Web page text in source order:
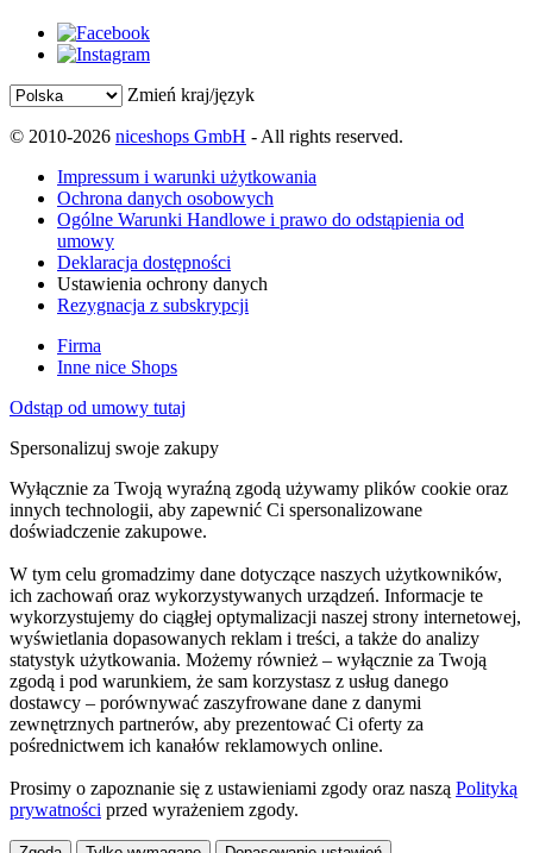
Zmień kraj/język
© 2010-2026 niceshops GmbH - All rights reserved.
Impressum i warunki użytkowania
Ochrona danych osobowych
Ogólne Warunki Handlowe i prawo do odstąpienia od
umowy
Deklaracja dostępności
Ustawienia ochrony danych
Rezygnacja z subskrypcji
Firma
Inne nice Shops
Odstąp od umowy tutaj
Spersonalizuj swoje zakupy
Wyłącznie za Twoją wyraźną zgodą używamy plików cookie oraz
innych technologii, aby zapewnić Ci spersonalizowane
doświadczenie zakupowe.
W tym celu gromadzimy dane dotyczące naszych użytkowników,
ich zachowań oraz wykorzystywanych urządzeń. Informacje te
wykorzystujemy do ciągłej optymalizacji naszej strony internetowej,
wyświetlania dopasowanych reklam i treści, a także do analizy
statystyk użytkowania. Możemy również – wyłącznie za Twoją
zgodą i pod warunkiem, że sam korzystasz z usług danego
dostawcy – porównywać zaszyfrowane dane z danymi
zewnętrznych partnerów, aby prezentować Ci oferty za
pośrednictwem ich kanałów reklamowych online.
Prosimy o zapoznanie się z ustawieniami zgody oraz naszą Polityką
prywatności przed wyrażeniem zgody.